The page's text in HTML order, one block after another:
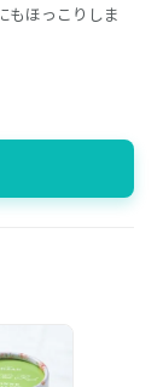
もほっこりしま